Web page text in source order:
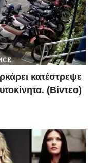
κατέστρεψε
(Βίντεο)